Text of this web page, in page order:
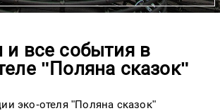
и все события в
"Поляна сказок"
эко-отеля "Поляна сказок"